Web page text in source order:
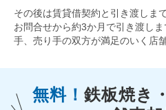
その後は賃貸借契約と引き渡しまで
お問合せから約3か月で引き渡し
手、売り手の双方が満足のいく店
無料！鉄板焼き